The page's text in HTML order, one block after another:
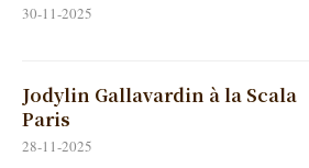
30-11-2025
Jodylin Gallavardin à la Scala
Paris
28-11-2025